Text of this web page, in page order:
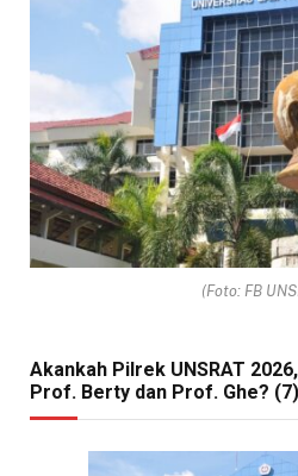
(Foto: FB
Akankah Pilrek UNSRAT
Prof. Berty dan Prof. Ghe? (7)